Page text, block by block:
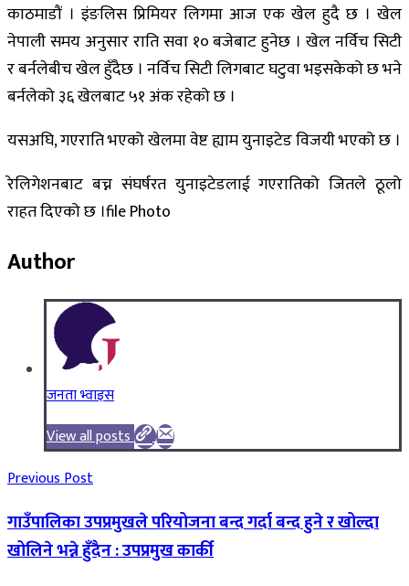
काठमाडौं । इंङलिस प्रिमियर लिगमा आज एक खेल हुदै छ । खेल
नेपाली समय अनुसार राति सवा १० बजेबाट हुनेछ । खेल नर्विच सिटी
र बर्नलेबीच खेल हुँदैछ । नर्विच सिटी लिगबाट घटुवा भइसकेको छ भने
बर्नलेको ३६ खेलबाट ५१ अंक रहेको छ ।
यसअघि, गएराति भएको खेलमा वेष्ट ह्याम युनाइटेड विजयी भएको छ ।
रेलिगेशनबाट बच्न संघर्षरत युनाइटेडलाई गएरातिको जितले ठूलो
राहत दिएको छ ।file Photo
Author
जनता भ्वाइस
View all posts
Previous Post
गाउँपालिका उपप्रमुखले परियोजना बन्द गर्दा बन्द हुने र खोल्दा
खोलिने भन्ने हुँदैन : उपप्रमुख कार्की